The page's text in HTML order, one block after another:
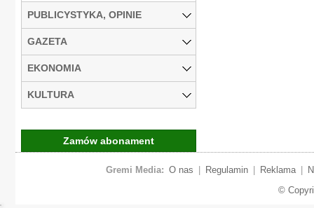
PUBLICYSTYKA, OPINIE
GAZETA
EKONOMIA
KULTURA
Zamów abonament
Gremi Media: O nas Regulamin Reklama
©